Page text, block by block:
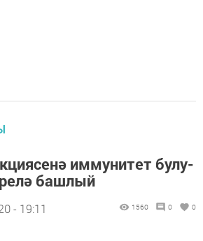
иммунитет булу-
башлый
- 19:11 1560 0 0